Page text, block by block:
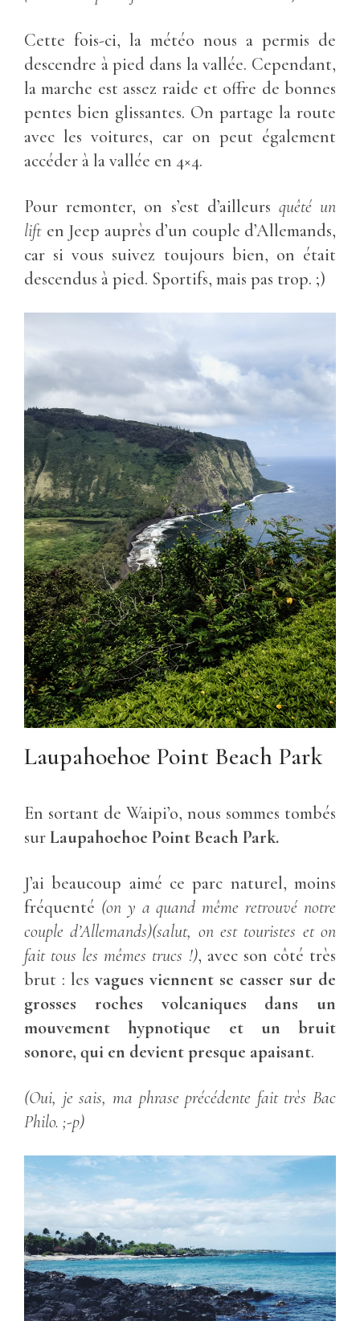
Cette fois-ci, la météo nous a permis de
descendre à pied dans la vallée. Cependant,
la marche est assez raide et offre de bonnes
pentes bien glissantes. On partage la route
avec les voitures, car on peut également
accéder à la vallée en 4×4.
Pour remonter, on s’est d’ailleurs quêté un
lift en Jeep auprès d’un couple d’Allemands,
car si vous suivez toujours bien, on était
descendus à pied. Sportifs, mais pas trop. ;)
Laupahoehoe Point Beach Park
En sortant de Waipi’o, nous sommes tombés
surLaupahoehoe Point Beach Park.
J’ai beaucoup aimé ce parc naturel, moins
fréquenté (on y a quand même retrouvé notre
couple d’Allemands)(salut, on est touristes et on
fait tous les mêmes trucs !), avec son côté très
brut : les vagues viennent se casser sur de
grosses roches volcaniques dans un
mouvement hypnotique et un bruit
sonore, qui en devient presque apaisant.
(Oui, je sais, ma phrase précédente fait très Bac
Philo. ;-p)